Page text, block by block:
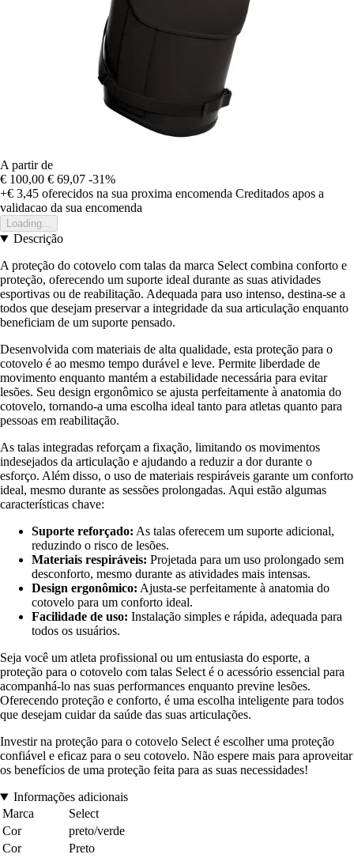
A partir de
€ 100,00 € 69,07 -31%
+€ 3,45 oferecidos na sua proxima encomenda Creditados apos a
validacao da sua encomenda
Loading...
Descrição
A proteção do cotovelo com talas da marca Select combina conforto e
proteção, oferecendo um suporte ideal durante as suas atividades
esportivas ou de reabilitação. Adequada para uso intenso, destina-se a
todos que desejam preservar a integridade da sua articulação enquanto
beneficiam de um suporte pensado.
Desenvolvida com materiais de alta qualidade, esta proteção para o
cotovelo é ao mesmo tempo durável e leve. Permite liberdade de
movimento enquanto mantém a estabilidade necessária para evitar
lesões. Seu design ergonômico se ajusta perfeitamente à anatomia do
cotovelo, tornando-a uma escolha ideal tanto para atletas quanto para
pessoas em reabilitação.
As talas integradas reforçam a fixação, limitando os movimentos
indesejados da articulação e ajudando a reduzir a dor durante o
esforço. Além disso, o uso de materiais respiráveis garante um conforto
ideal, mesmo durante as sessões prolongadas. Aqui estão algumas
características chave:
Suporte reforçado: As talas oferecem um suporte adicional,
reduzindo o risco de lesões.
Materiais respiráveis: Projetada para um uso prolongado sem
desconforto, mesmo durante as atividades mais intensas.
Design ergonômico: Ajusta-se perfeitamente à anatomia do
cotovelo para um conforto ideal.
Facilidade de uso: Instalação simples e rápida, adequada para
todos os usuários.
Seja você um atleta profissional ou um entusiasta do esporte, a
proteção para o cotovelo com talas Select é o acessório essencial para
acompanhá-lo nas suas performances enquanto previne lesões.
Oferecendo proteção e conforto, é uma escolha inteligente para todos
que desejam cuidar da saúde das suas articulações.
Investir na proteção para o cotovelo Select é escolher uma proteção
confiável e eficaz para o seu cotovelo. Não espere mais para aproveitar
os benefícios de uma proteção feita para as suas necessidades!
Informações adicionais
Marca
Select
Cor
preto/verde
Cor
Preto